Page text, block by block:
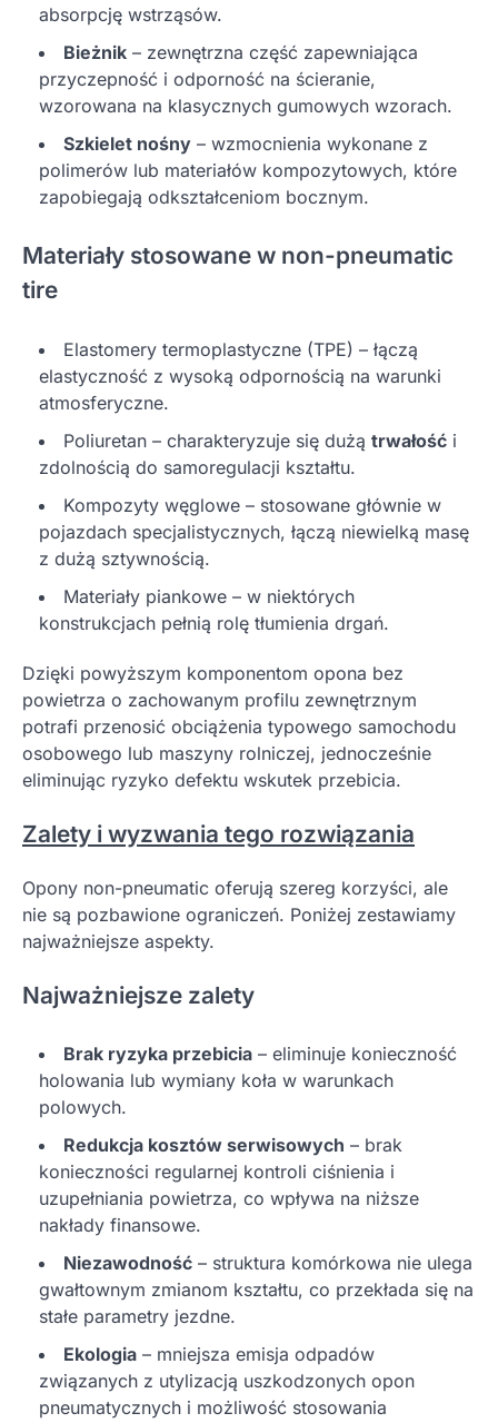
absorpcję wstrząsów.
Bieżnik – zewnętrzna część zapewniająca
przyczepność i odporność na ścieranie,
wzorowana na klasycznych gumowych wzorach.
Szkielet nośny – wzmocnienia wykonane z
polimerów lub materiałów kompozytowych, które
zapobiegają odkształceniom bocznym.
Materiały stosowane w non-pneumatic
tire
Elastomery termoplastyczne (TPE) – łączą
elastyczność z wysoką odpornością na warunki
atmosferyczne.
Poliuretan – charakteryzuje się dużą trwałość i
zdolnością do samoregulacji kształtu.
Kompozyty węglowe – stosowane głównie w
pojazdach specjalistycznych, łączą niewielką masę
z dużą sztywnością.
Materiały piankowe – w niektórych
konstrukcjach pełnią rolę tłumienia drgań.
Dzięki powyższym komponentom opona bez
powietrza o zachowanym profilu zewnętrznym
potrafi przenosić obciążenia typowego samochodu
osobowego lub maszyny rolniczej, jednocześnie
eliminując ryzyko defektu wskutek przebicia.
Zalety i wyzwania tego rozwiązania
Opony non-pneumatic oferują szereg korzyści, ale
nie są pozbawione ograniczeń. Poniżej zestawiamy
najważniejsze aspekty.
Najważniejsze zalety
Brak ryzyka przebicia – eliminuje konieczność
holowania lub wymiany koła w warunkach
polowych.
Redukcja kosztów serwisowych – brak
konieczności regularnej kontroli ciśnienia i
uzupełniania powietrza, co wpływa na niższe
nakłady finansowe.
Niezawodność – struktura komórkowa nie ulega
gwałtownym zmianom kształtu, co przekłada się na
stałe parametry jezdne.
Ekologia – mniejsza emisja odpadów
związanych z utylizacją uszkodzonych opon
pneumatycznych i możliwość stosowania